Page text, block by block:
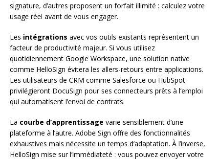
signature, d’autres proposent un forfait illimité : calculez votre
usage réel avant de vous engager.
Les intégrations avec vos outils existants représentent un
facteur de productivité majeur. Si vous utilisez
quotidiennement Google Workspace, une solution native
comme HelloSign évitera les allers-retours entre applications.
Les utilisateurs de CRM comme Salesforce ou HubSpot
privilégieront DocuSign pour ses connecteurs prêts à l’emploi
qui automatisent l’envoi de contrats.
La courbe d’apprentissage varie sensiblement d’une
plateforme à l’autre. Adobe Sign offre des fonctionnalités
exhaustives mais nécessite un temps d’adaptation. À l’inverse,
HelloSign mise sur l’immédiateté : vous pouvez envoyer votre